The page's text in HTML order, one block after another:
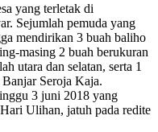
yang terletak di
Sejumlah pemuda yang
mendirikan 3 buah baliho
masing 2 buah berukuran
utara dan selatan, serta 1
Seroja Kaja.
3 juni 2018 yang
Ulihan, jatuh pada redite